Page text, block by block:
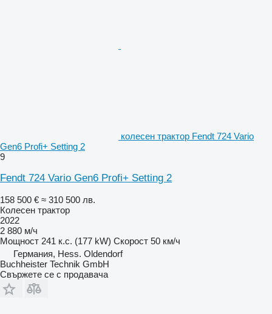
колесен трактор Fendt 724 Vario
Gen6 Profi+ Setting 2
9
Fendt 724 Vario Gen6 Profi+ Setting 2
158 500 € ≈ 310 500 лв.
Колесен трактор
2022
2 880 м/ч
Мощност 241 к.с. (177 kW) Скорост 50 км/ч
Германия, Hess. Oldendorf
Buchheister Technik GmbH
Свържете се с продавача